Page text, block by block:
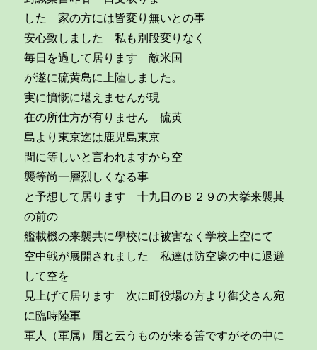
した 家の方には皆変り無いとの事
安心致しました 私も別段変りなく
毎日を過して居ります 敵米国
が遂に硫黄島に上陸しました。
実に憤慨に堪えませんが現
在の所仕方が有りません 硫黄
島より東京迄は鹿児島東京
間に等しいと言われますから空
襲等尚一層烈しくなる事
と予想して居ります 十九日のＢ２９の大挙来襲其
の前の
艦載機の来襲共に學校には被害なく学校上空にて
空中戦が展開されました 私達は防空壕の中に退避
して空を
見上げて居ります 次に町役場の方より御父さん宛
に臨時陸軍
軍人（軍属）届と云うものが来る筈ですがその中に